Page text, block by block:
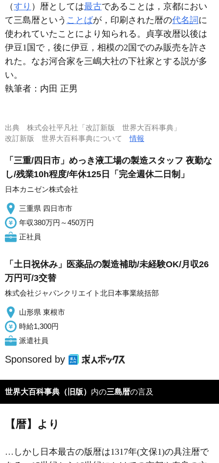
（すり ）暦としては最古であることは，京都におい
て三島暦という ことばが，印刷された暦の代名詞 に
使われていたことにより知られる。貞享改暦以後は
伊豆1国で，後に伊豆，相模の2国でのみ販売を許さ
れた。なお河合家を三嶋大社の下社家とする説が多
い。
執筆者： 内田 正男
出典 株式会社平凡社「改訂新版 世界大百科事典」
改訂新版 世界大百科事典について情報
「三重/四日市」めっき液工場の製造スタッフ 夜勤な
し/残業10h程度/年休125日「完全週休二日制」
日本カニゼン株式会社
三重県 四日市市
年収380万円～450万円
正社員
「土日祝休み」医薬品の製造補助/未経験OK/月収26
万円可/3交替
株式会社ジャパンクリエイト北日本事業統括部
山形県 東根市
時給1,300円
派遣社員
Sponsored by
世界大百科事典（旧版） 内の三島暦の言及
【暦】より
…しかし日本最古の版暦は1317年(文保1)の具注暦で